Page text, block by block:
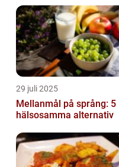
29 juli 2025
Mellanmål på språng: 5
hälsosamma alternativ